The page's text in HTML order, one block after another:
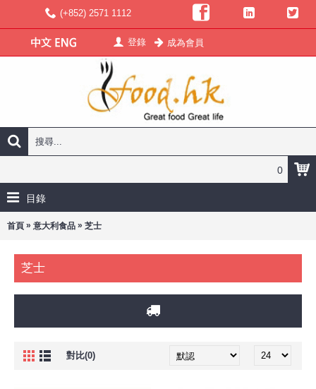
(+852) 2571 1112
登錄 成為會員
0
目錄
首頁 » 意大利食品 » 芝士
芝士
對比(0)